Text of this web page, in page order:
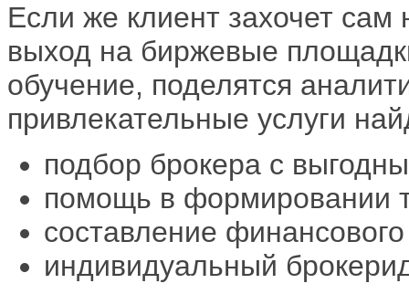
Если же клиент захочет сам
выход на биржевые
обучение, поделятся
привлекательные услуги
подбор брокера с
помощь в формировании
составление
индивидуальный